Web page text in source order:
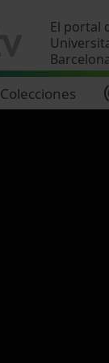
El portal
Colecciones